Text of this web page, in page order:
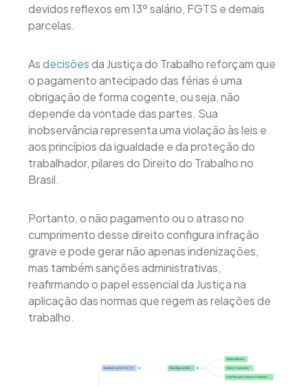
devidos reflexos em 13º salário, FGTS e demais
parcelas.
Asdecisõesda Justiça do Trabalho reforçam que
o pagamento antecipado das férias é uma
obrigação de forma cogente, ou seja, não
depende da vontade das partes. Sua
inobservância representa uma violação às leis e
aos princípios da igualdade e da proteção do
trabalhador, pilares do Direito do Trabalho no
Brasil.
Portanto, o não pagamento ou o atraso no
cumprimento desse direito configura infração
grave e pode gerar não apenas indenizações,
mas também sanções administrativas,
reafirmando o papel essencial da Justiça na
aplicação das normas que regem as relações de
trabalho.